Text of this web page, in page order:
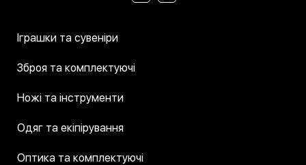
Іграшки та сувеніри
Зброя та комплектуючі
Ножі та інструменти
Одяг та екіпірування
Оптика та комплектуючі